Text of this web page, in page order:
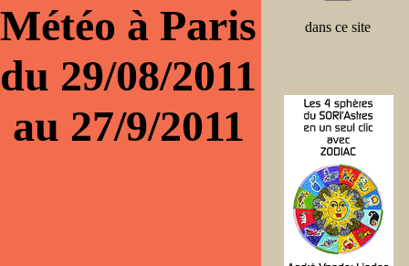
dans ce site
Météo à Paris
du 29/08/2011
au 27/9/2011